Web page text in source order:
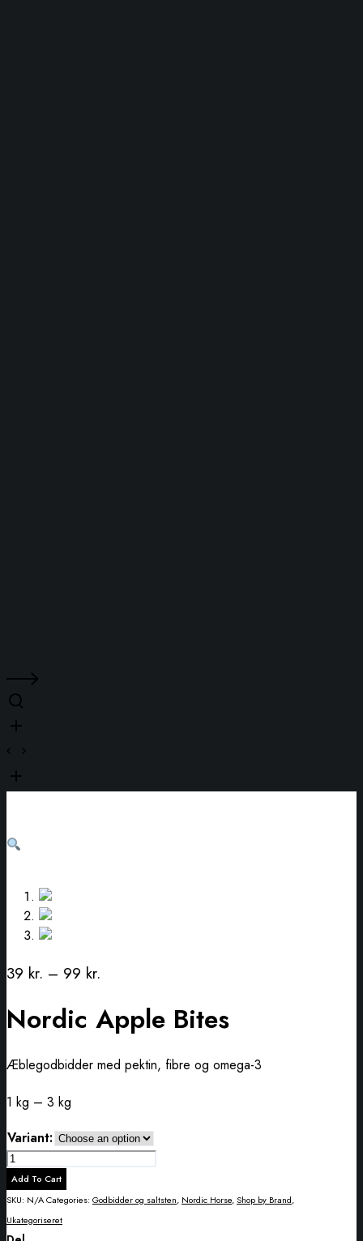
39 kr. – 99 kr.
Nordic Apple Bites
Æblegodbidder med pektin, fibre og omega-3
1 kg – 3 kg
Variant:
Nordic
Apple
Bites
quantity
Add To Cart
SKU: N/ACategories:Godbidder og saltsten, Nordic Horse,Shop by Brand,
Ukategoriseret